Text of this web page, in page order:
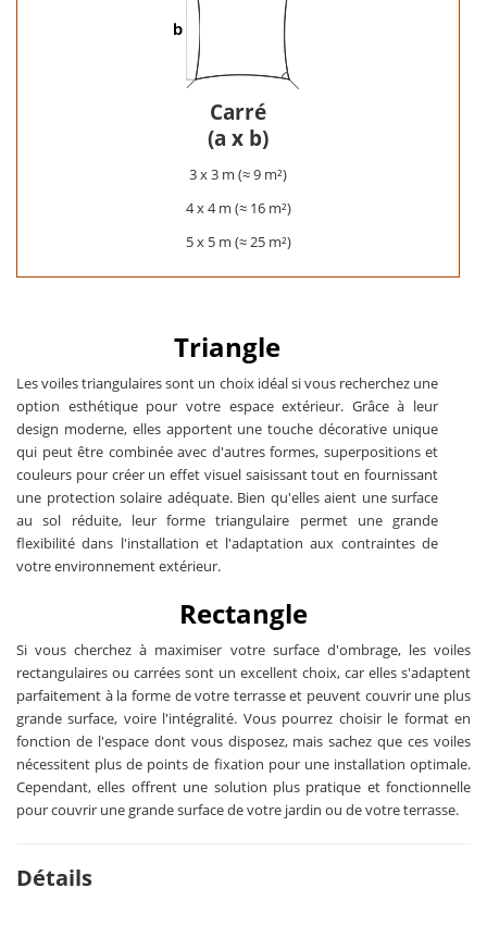
Carré
(a x b)
3 x 3 m (≈ 9 m²)
4 x 4 m (≈ 16 m²)
5 x 5 m (≈ 25 m²)
Triangle
Les voiles triangulaires sont un choix idéal si vous recherchez une
option esthétique pour votre espace extérieur. Grâce à leur
design moderne, elles apportent une touche décorative unique
qui peut être combinée avec d'autres formes, superpositions et
couleurs pour créer un effet visuel saisissant tout en fournissant
une protection solaire adéquate. Bien qu'elles aient une surface
au sol réduite, leur forme triangulaire permet une grande
flexibilité dans l'installation et l'adaptation aux contraintes de
votre environnement extérieur.
Rectangle
Si vous cherchez à maximiser votre surface d'ombrage, les voiles
rectangulaires ou carrées sont un excellent choix, car elles s'adaptent
parfaitement à la forme de votre terrasse et peuvent couvrir une plus
grande surface, voire l'intégralité. Vous pourrez choisir le format en
fonction de l'espace dont vous disposez, mais sachez que ces voiles
nécessitent plus de points de fixation pour une installation optimale.
Cependant, elles offrent une solution plus pratique et fonctionnelle
pour couvrir une grande surface de votre jardin ou de votre terrasse.
Détails